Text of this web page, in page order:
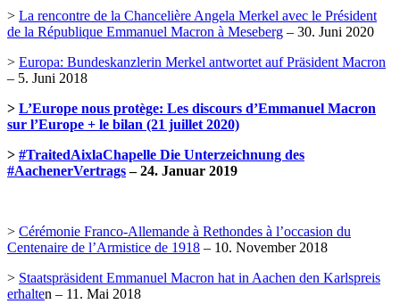
> La rencontre de la Chancelière Angela Merkel avec le Président
de la République Emmanuel Macron à Meseberg – 30. Juni 2020
> Europa: Bundeskanzlerin Merkel antwortet auf Präsident Macron
– 5. Juni 2018
> L’Europe nous protège: Les discours d’Emmanuel Macron
sur l’Europe + le bilan (21 juillet 2020)
> #TraitedAixlaChapelle Die Unterzeichnung des
#AachenerVertrags– 24. Januar 2019
> Cérémonie Franco-Allemande à Rethondes à l’occasion du
Centenaire de l’Armistice de 1918 – 10. November 2018
> Staatspräsident Emmanuel Macron hat in Aachen den Karlspreis
erhalten – 11. Mai 2018